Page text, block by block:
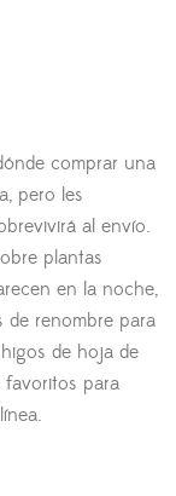
comprar una
pero les
al envío.
plantas
en la noche,
de renombre para
de hoja de
favoritos para